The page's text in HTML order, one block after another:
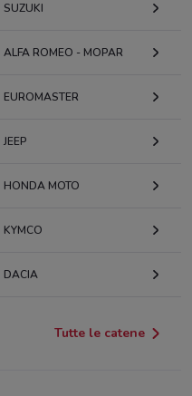
SUZUKI
ALFA ROMEO - MOPAR
EUROMASTER
JEEP
HONDA MOTO
KYMCO
DACIA
Tutte le catene